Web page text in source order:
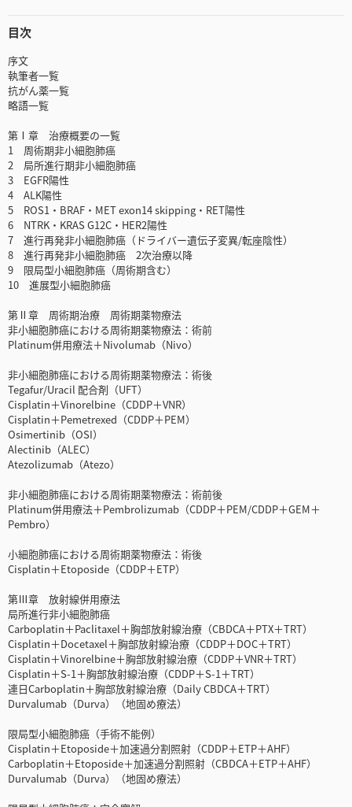
目次
序文
執筆者一覧
抗がん薬一覧
略語一覧
第Ⅰ章 治療概要の一覧
1 周術期非小細胞肺癌
2 局所進行期非小細胞肺癌
3 EGFR陽性
4 ALK陽性
5 ROS1・BRAF・MET exon14 skipping・RET陽性
6 NTRK・KRAS G12C・HER2陽性
7 進行再発非小細胞肺癌（ドライバー遺伝子変異/転座陰性）
8 進行再発非小細胞肺癌 2次治療以降
9 限局型小細胞肺癌（周術期含む）
10 進展型小細胞肺癌
第Ⅱ章 周術期治療 周術期薬物療法
非小細胞肺癌における周術期薬物療法：術前
Platinum併用療法＋Nivolumab（Nivo）
非小細胞肺癌における周術期薬物療法：術後
Tegafur/Uracil 配合剤（UFT）
Cisplatin＋Vinorelbine（CDDP＋VNR）
Cisplatin＋Pemetrexed（CDDP＋PEM）
Osimertinib（OSI）
Alectinib（ALEC）
Atezolizumab（Atezo）
非小細胞肺癌における周術期薬物療法：術前後
Platinum併用療法＋Pembrolizumab（CDDP＋PEM/CDDP＋GEM＋
Pembro）
小細胞肺癌における周術期薬物療法：術後
Cisplatin＋Etoposide（CDDP＋ETP）
第Ⅲ章 放射線併用療法
局所進行非小細胞肺癌
Carboplatin＋Paclitaxel＋胸部放射線治療（CBDCA＋PTX＋TRT）
Cisplatin＋Docetaxel＋胸部放射線治療（CDDP＋DOC＋TRT）
Cisplatin＋Vinorelbine＋胸部放射線治療（CDDP＋VNR＋TRT）
Cisplatin＋S-1＋胸部放射線治療（CDDP＋S-1＋TRT）
連日Carboplatin＋胸部放射線治療（Daily CBDCA＋TRT）
Durvalumab（Durva）（地固め療法）
限局型小細胞肺癌（手術不能例）
Cisplatin＋Etoposide＋加速過分割照射（CDDP＋ETP＋AHF）
Carboplatin＋Etoposide＋加速過分割照射（CBDCA＋ETP＋AHF）
Durvalumab（Durva）（地固め療法）